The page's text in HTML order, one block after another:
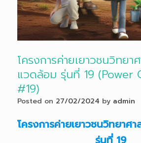
โครงการค่ายเยาวชนวิทยา
แวดล้อม รุ่นที่ 19 (Power
#19)
Posted on 27/02/2024 by admin
โครงการค่ายเยาวชนวิทยาศ
รุ่นที่ 19